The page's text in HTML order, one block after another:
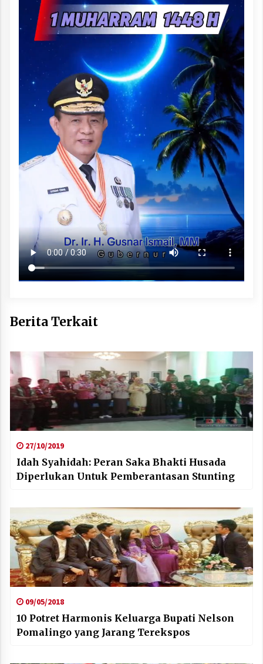
Berita Terkait
27/10/2019
Idah Syahidah: Peran Saka Bhakti Husada
Diperlukan Untuk Pemberantasan Stunting
09/05/2018
10 Potret Harmonis Keluarga Bupati Nelson
Pomalingo yang Jarang Terekspos